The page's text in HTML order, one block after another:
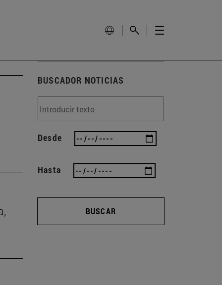
BUSCADOR NOTICIAS
Desde
Hasta
BUSCAR